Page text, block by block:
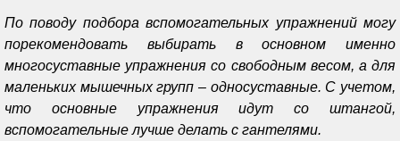
По поводу подбора вспомогательных упражнений могу
порекомендовать выбирать в основном именно
многосуставные упражнения со свободным весом, а для
маленьких мышечных групп – односуставные. С учетом,
что основные упражнения идут со штангой,
вспомогательные лучше делать с гантелями.